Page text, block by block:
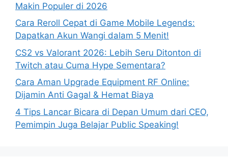
Makin Populer di 2026
Cara Reroll Cepat di Game Mobile Legends:
Dapatkan Akun Wangi dalam 5 Menit!
CS2 vs Valorant 2026: Lebih Seru Ditonton di
Twitch atau Cuma Hype Sementara?
Cara Aman Upgrade Equipment RF Online:
Dijamin Anti Gagal & Hemat Biaya
4 Tips Lancar Bicara di Depan Umum dari CEO,
Pemimpin Juga Belajar Public Speaking!